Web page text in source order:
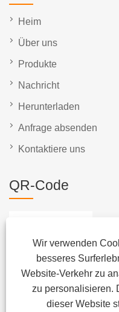
Wir verwenden
besseres
Website-Verkehr zu
zu personalisieren.
dieser Website
Heim
Über uns
Produkte
Nachricht
Herunterladen
Anfrage absenden
Kontaktiere uns
QR-Code